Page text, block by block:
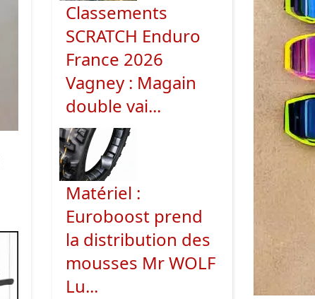
Classements
SCRATCH Enduro
France 2026
Vagney : Magain
double vai...
Matériel :
Euroboost prend
la distribution des
mousses Mr WOLF
Lu...